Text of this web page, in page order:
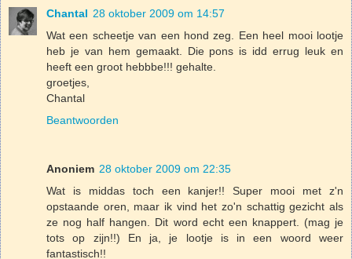
Chantal 28 oktober 2009 om 14:57
Wat een scheetje van een hond zeg. Een heel mooi lootje
heb je van hem gemaakt. Die pons is idd errug leuk en
heeft een groot hebbbe!!! gehalte.
groetjes,
Chantal
Beantwoorden
Anoniem 28 oktober 2009 om 22:35
Wat is middas toch een kanjer!! Super mooi met z'n
opstaande oren, maar ik vind het zo'n schattig gezicht als
ze nog half hangen. Dit word echt een knappert. (mag je
tots op zijn!!) En ja, je lootje is in een woord weer
fantastisch!!